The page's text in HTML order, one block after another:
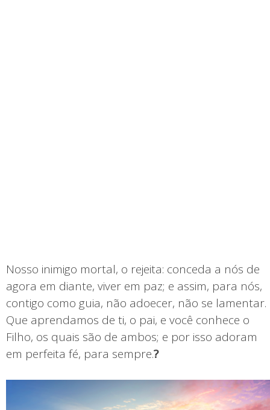
Nosso inimigo mortal, o rejeita: conceda a nós de
agora em diante, viver em paz; e assim, para nós,
contigo como guia, não adoecer, não se lamentar.
Que aprendamos de ti, o pai, e você conhece o
Filho, os quais são de ambos; e por isso adoram
em perfeita fé, para sempre.?